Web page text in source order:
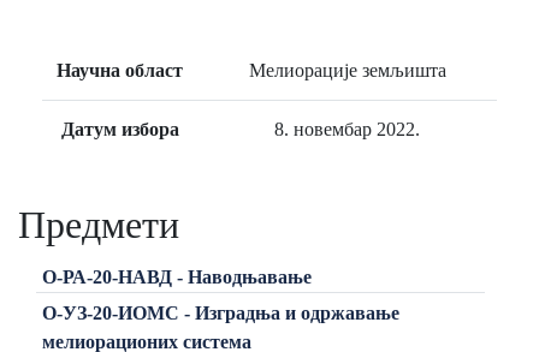
Научна област Мелиорације земљишта
Датум избора 8. новембар 2022.
Предмети
О-РА-20-НАВД - Наводњавање
О-УЗ-20-ИОМС - Изградња и одржавање
мелиорационих система